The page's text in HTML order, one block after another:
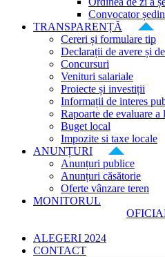
Convocator
TRANSPARENȚĂ
Cereri și formulare tip
Declarații de avere și
Concursuri
Venituri salariale
Proiecte și investiții
Informații de interes
Rapoarte de evaluare
Buget local
Impozite si taxe locale
ANUNȚURI
Anunțuri publice
Anunțuri căsătorie
Oferte vânzare teren
MONITORUL
ALEGERI 2024
CONTACT